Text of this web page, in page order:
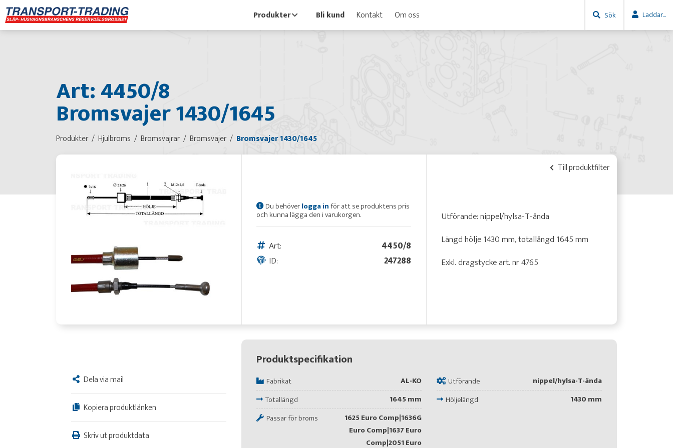
Produkter Bli kund Kontakt Om oss Sök Laddar...
Art: 4450/8
Bromsvajer 1430/1645
Produkter Hjulbroms Bromsvajrar Bromsvajer Bromsvajer 1430/1645
Till produktfilter
Du behöverlogga inför att se produktens pris
och kunna lägga den i varukorgen.
Art:
4450/8
ID:
247288
Utförande: nippel/hylsa-T-ända
Längd hölje 1430 mm, totallängd 1645 mm
Exkl. dragstycke art. nr 4765
Dela via mail
Kopiera produktlänken
Skriv ut produktdata
Produktspecifikation
Fabrikat AL-KO Utförande
nippel/hylsa-T-ända
Totallängd
1645 mm Höljelängd
1430 mm
Passar för broms
1625 Euro Comp|1636G
Euro Comp|1637 Euro
Comp|2051 Euro